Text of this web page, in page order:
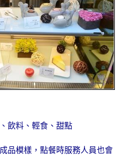
飲料、輕食、甜點
品模樣，點餐時服務人員也會